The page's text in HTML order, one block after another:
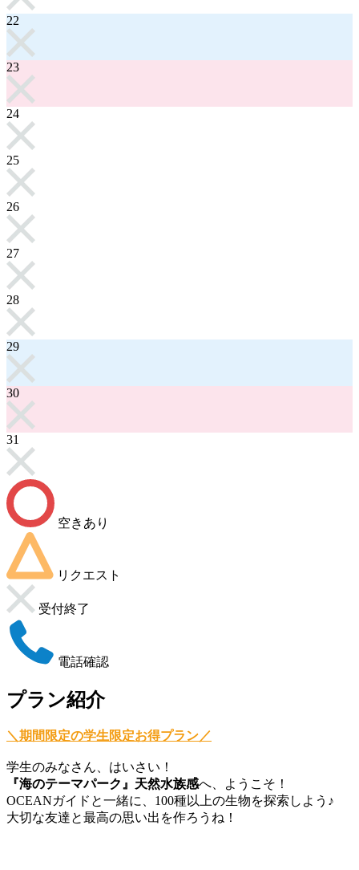
22
23
24
25
26
27
28
29
30
31
空きあり
リクエスト
受付終了
電話確認
プラン紹介
＼期間限定の学生限定お得プラン／
学生のみなさん、はいさい！
『海のテーマパーク』天然水族感へ、ようこそ！
OCEANガイドと一緒に、100種以上の生物を探索しよう♪
大切な友達と最高の思い出を作ろうね！